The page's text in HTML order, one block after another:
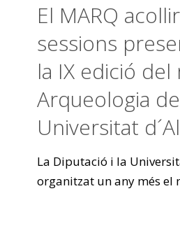
El MARQ
sessions
la IX edició
Arqueologia
Universitat
La Diputació i la
organitzat un any més el